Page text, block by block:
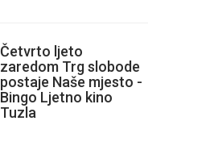
Četvrto ljeto
zaredom Trg slobode
postaje Naše mjesto -
Bingo Ljetno kino
Tuzla